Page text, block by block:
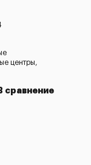
центры,
сравнение